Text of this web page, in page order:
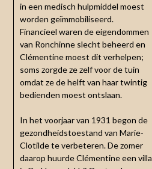
in een medisch hulpmiddel moest
worden geïmmobiliseerd.
Financieel waren de eigendommen
van Ronchinne slecht beheerd en
Clémentine moest dit verhelpen;
soms zorgde ze zelf voor de tuin
omdat ze de helft van haar twintig
bedienden moest ontslaan.
In het voorjaar van 1931 begon de
gezondheidstoestand van Marie-
Clotilde te verbeteren. De zomer
daarop huurde Clémentine een villa